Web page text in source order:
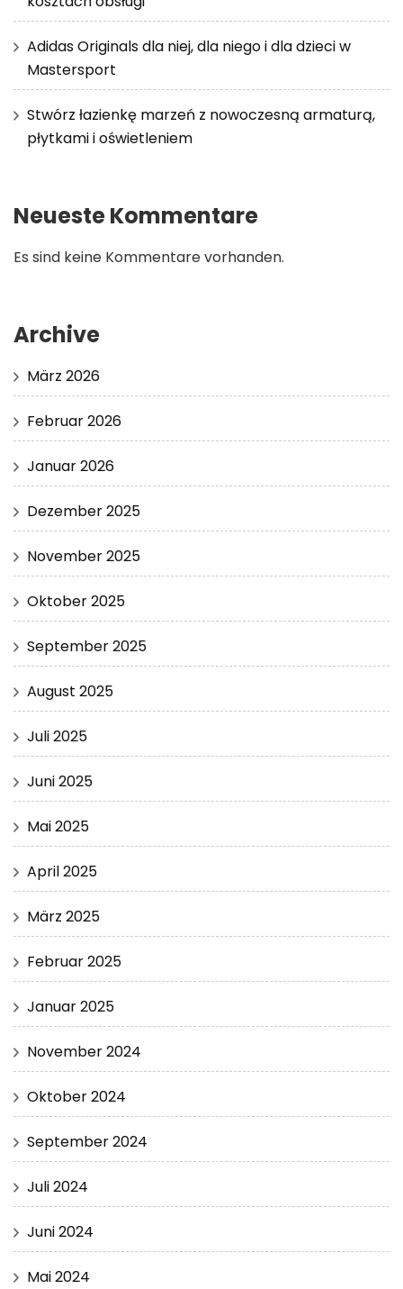
Adidas Originals dla niej, dla niego i dla dzieci w
Mastersport
Stwórz łazienkę marzeń z nowoczesną armaturą,
płytkami i oświetleniem
Neueste Kommentare
Es sind keine Kommentare vorhanden.
Archive
März 2026
Februar 2026
Januar 2026
Dezember 2025
November 2025
Oktober 2025
September 2025
August 2025
Juli 2025
Juni 2025
Mai 2025
April 2025
März 2025
Februar 2025
Januar 2025
November 2024
Oktober 2024
September 2024
Juli 2024
Juni 2024
Mai 2024